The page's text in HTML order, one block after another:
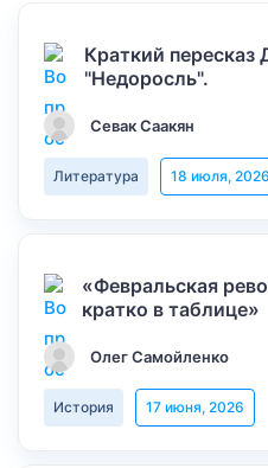
Краткий пересказ
"Недоросль".
Севак Саакян
Литература 18 июля, 2026
«Февральская
кратко в таблице»
Олег Самойленко
История 17 июня, 2026